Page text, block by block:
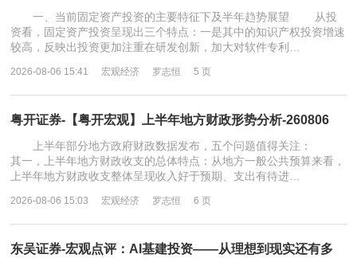
一、当前固定资产投资的主要特征下及半年趋势展望 从投
资看，固定资产投资呈现出三个特点：一是其中的知识产权投资增速
较高，反映出投资更加注重在研发创新，加大对软件专利…
2026-08-06 15:41 宏观经济 罗志恒 5 页
粤开证券-【粤开宏观】上半年地方财政形势分析-260806
上半年部分地方政府财政数据发布，五个问题值得关注：
其一，上半年地方财政收支的总体特点：从地方一般公共预算来看，
上半年地方财政收支整体呈现收入好于预期、支出有待进…
2026-08-06 15:03 宏观经济 罗志恒 6 页
东吴证券-宏观点评：AI基建投资——从理想到现实还有多